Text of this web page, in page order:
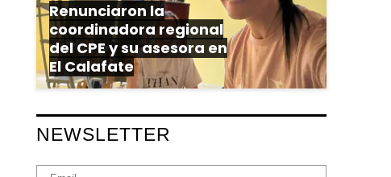
Renunciaron la
coordinadora regional
del CPE y su asesora en
El Calafate
NEWSLETTER